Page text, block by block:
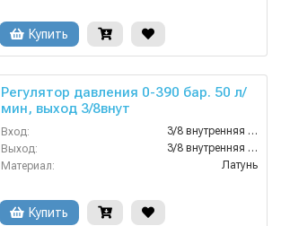
Давление (бар):
Купить
Регулятор давления 0-390 бар. 50 л/
мин, выход 3/8внут
Вход:
3/8 внутренняя резьба
Выход:
3/8 внутренняя резьба
Материал:
Латунь
Производительность (л/ч):
Купить